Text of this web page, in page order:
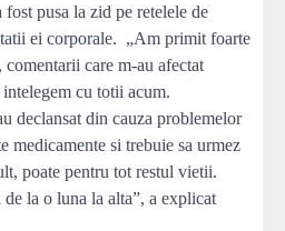
pusa la zid pe retelele de
ei corporale. „Am primit foarte
care m-au afectat
cu totii acum.
declansat din cauza problemelor
medicamente si trebuie sa urmez
poate pentru tot restul vietii.
la o luna la alta”, a explicat